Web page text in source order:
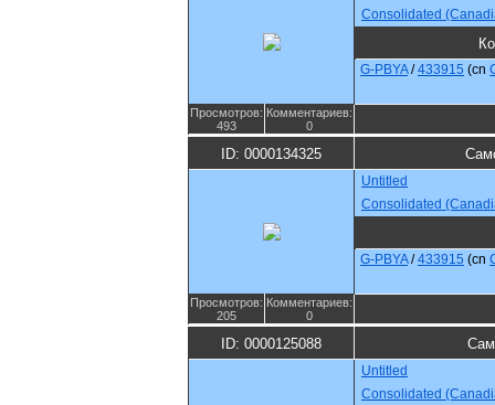
Consolidated
G-PBYA/433915 (cn
Просмотров:
493
Комментариев:
0
ID: 0000134325
Untitled
Consolidated
G-PBYA/433915 (cn
Просмотров:
205
Комментариев:
0
ID: 0000125088
Untitled
Consolidated